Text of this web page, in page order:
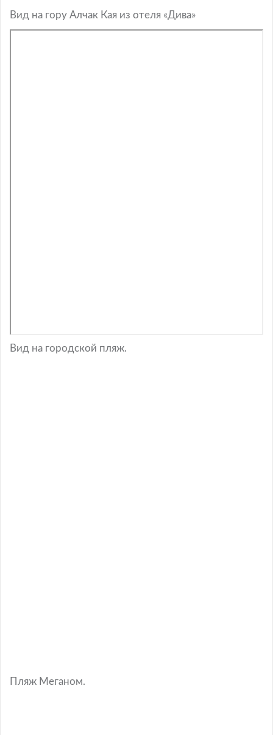
Вид на гору Алчак Кая из отеля «Дива»
Вид на городской пляж.
Пляж Меганом.